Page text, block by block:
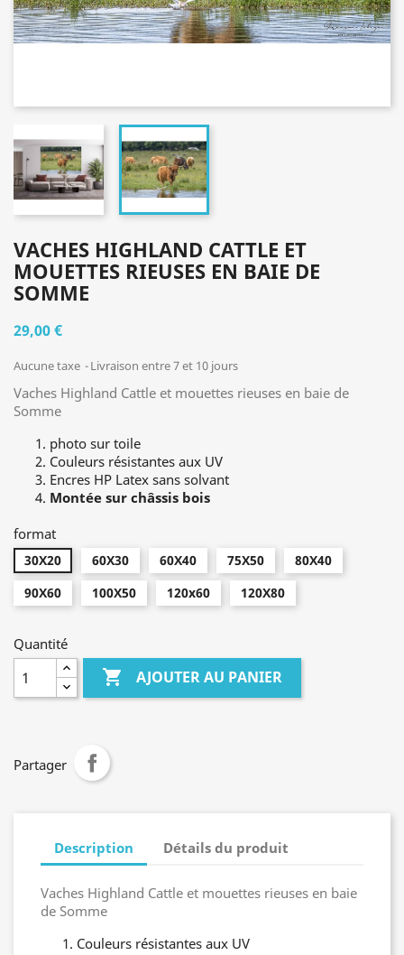
VACHES HIGHLAND CATTLE ET
MOUETTES RIEUSES EN BAIE DE
SOMME
29,00 €
Aucune taxe Livraison entre 7 et 10 jours
Vaches Highland Cattle et mouettes rieuses en baie de
Somme
photo sur toile
Couleurs résistantes aux UV
Encres HP Latex sans solvant
Montée sur châssis bois
format
30X20 60X30 60X40 75X50
80X40
90X60
100X50 120x60 120X80
Quantité
 AJOUTER AU PANIER
Partager
Description Détails du produit
Vaches Highland Cattle et mouettes rieuses en baie
de Somme
Couleurs résistantes aux UV